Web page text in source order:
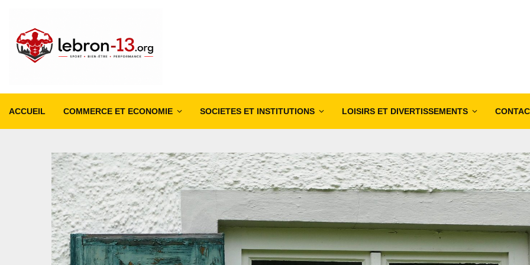
ACCUEIL COMMERCE ET ECONOMIE SOCIETES ET INSTITUTIONS LOISIRS ET DIVERTISSEMENTS